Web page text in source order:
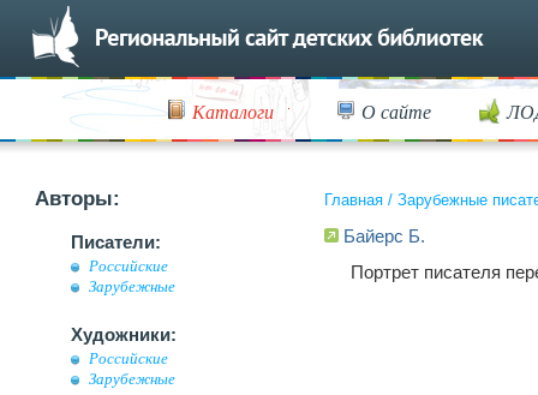
Каталоги О сайте
Авторы:
Писатели:
Российские
Зарубежные
Художники:
Российские
Зарубежные
Главная / Зарубежные
Байерс Б.
Портрет писателя